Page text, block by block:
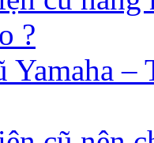
?
Yamaha